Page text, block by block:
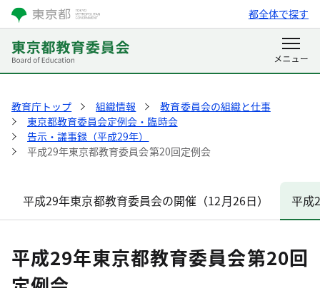
都全体で探す
教育庁トップ 組織情報
教育委員会の組織と仕事
東京都教育委員会定例会・臨時会
告示・議事録（平成29年）
平成29年東京都教育委員会第20回定例会
平成29年東京都教育委員会の開催（12月26日） 平成
平成29年東京都教育委員会第20回